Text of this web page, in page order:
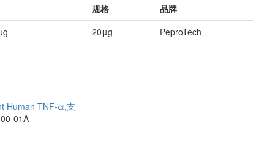
规格 品牌
20μg PeproTech
Human TNF-α,支
01A